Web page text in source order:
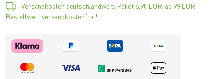
Versandkosten deutschlandweit: Paket 6,90 EUR, ab 99 EUR
Bestellwert versandkostenfrei*